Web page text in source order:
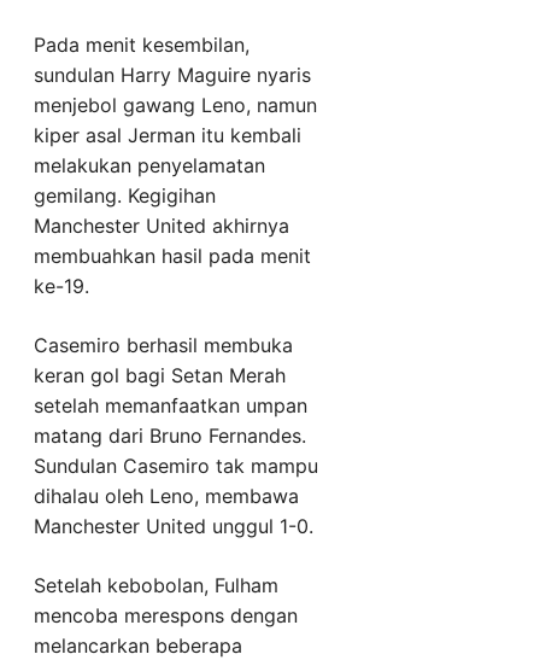
Pada menit kesembilan,
sundulan Harry Maguire nyaris
menjebol gawang Leno, namun
kiper asal Jerman itu kembali
melakukan penyelamatan
gemilang. Kegigihan
Manchester United akhirnya
membuahkan hasil pada menit
ke-19.
Casemiro berhasil membuka
keran gol bagi Setan Merah
setelah memanfaatkan umpan
matang dari Bruno Fernandes.
Sundulan Casemiro tak mampu
dihalau oleh Leno, membawa
Manchester United unggul 1-0.
Setelah kebobolan, Fulham
mencoba merespons dengan
melancarkan beberapa